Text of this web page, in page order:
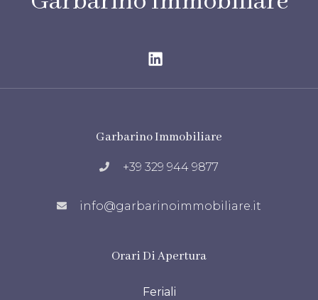
Garbarino Immobiliare
+39 329 944 9877
info@garbarinoimmobiliare.it
Orari Di Apertura
Feriali